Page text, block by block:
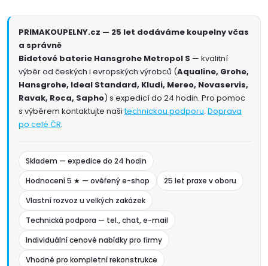
PRIMAKOUPELNY.cz — 25 let dodáváme koupelny včas
a správně
Bidetové baterie Hansgrohe Metropol S — kvalitní
výběr od českých i evropských výrobců (Aqualine, Grohe,
Hansgrohe, Ideal Standard, Kludi, Mereo, Novaservis,
Ravak, Roca, Sapho) s expedicí do 24 hodin. Pro pomoc
s výběrem kontaktujte našitechnickou podporu. Doprava
po celé ČR.
Skladem — expedice do 24 hodin
Hodnocení 5 ★ — ověřený e-shop
25 let praxe v oboru
Vlastní rozvoz u velkých zakázek
Technická podpora — tel., chat, e-mail
Individuální cenové nabídky pro firmy
Vhodné pro kompletní rekonstrukce